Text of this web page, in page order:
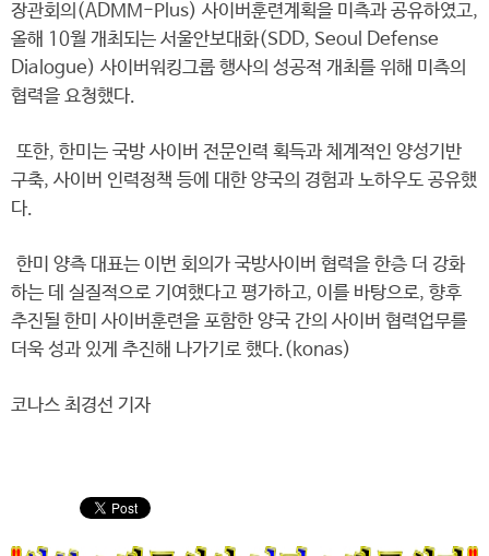
장관회의(ADMM-Plus) 사이버훈련계획을 미측과 공유하였고,
올해 10월 개최되는 서울안보대화(SDD, Seoul Defense
Dialogue) 사이버워킹그룹 행사의 성공적 개최를 위해 미측의
협력을 요청했다.
또한, 한미는 국방 사이버 전문인력 획득과 체계적인 양성기반
구축, 사이버 인력정책 등에 대한 양국의 경험과 노하우도 공유했
다.
한미 양측 대표는 이번 회의가 국방사이버 협력을 한층 더 강화
하는 데 실질적으로 기여했다고 평가하고, 이를 바탕으로, 향후
추진될 한미 사이버훈련을 포함한 양국 간의 사이버 협력업무를
더욱 성과 있게 추진해 나가기로 했다.(konas)
코나스 최경선 기자